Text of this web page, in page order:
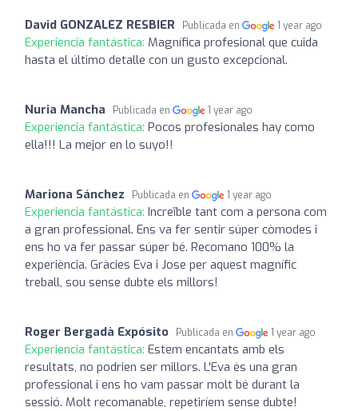
David GONZALEZ RESBIER Publicada en 1 year ago
Experiencia fantástica: Magnífica profesional que cuida
hasta el último detalle con un gusto excepcional.
Nuria Mancha Publicada en 1 year ago
Experiencia fantástica: Pocos profesionales hay como
ella!!! La mejor en lo suyo!!
Mariona Sánchez Publicada en 1 year ago
Experiencia fantástica: Increïble tant com a persona com
a gran professional. Ens va fer sentir súper còmodes i
ens ho va fer passar súper bé. Recomano 100% la
experiència. Gràcies Eva i Jose per aquest magnífic
treball, sou sense dubte els millors!
Roger Bergadà Expósito Publicada en 1 year ago
Experiencia fantástica: Estem encantats amb els
resultats, no podrien ser millors. L'Eva és una gran
professional i ens ho vam passar molt bé durant la
sessió. Molt recomanable, repetiríem sense dubte!